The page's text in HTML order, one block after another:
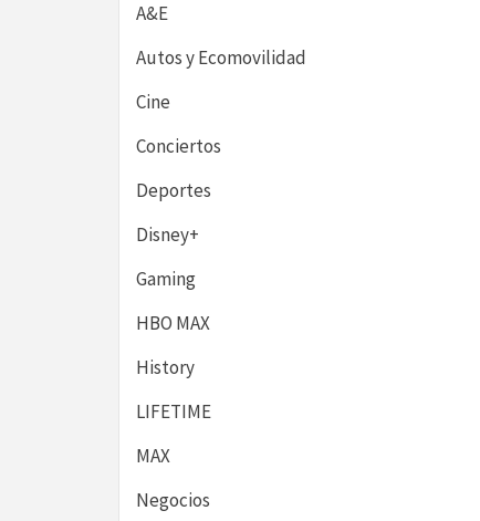
A&E
Autos y Ecomovilidad
Cine
Conciertos
Deportes
Disney+
Gaming
HBO MAX
History
LIFETIME
MAX
Negocios